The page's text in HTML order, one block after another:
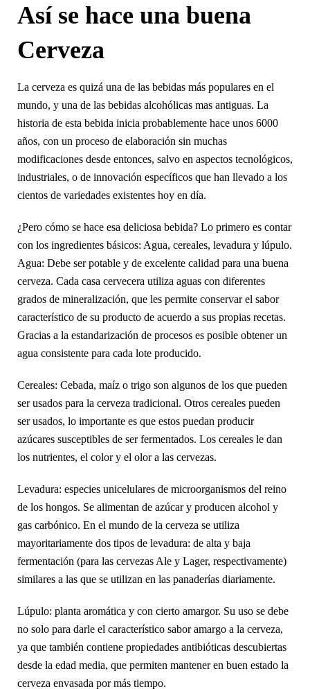
Así se hace una buena
Cerveza
La cerveza es quizá una de las bebidas más populares en el
mundo, y una de las bebidas alcohólicas mas antiguas. La
historia de esta bebida inicia probablemente hace unos 6000
años, con un proceso de elaboración sin muchas
modificaciones desde entonces, salvo en aspectos tecnológicos,
industriales, o de innovación específicos que han llevado a los
cientos de variedades existentes hoy en día.
¿Pero cómo se hace esa deliciosa bebida? Lo primero es contar
con los ingredientes básicos: Agua, cereales, levadura y lúpulo.
Agua: Debe ser potable y de excelente calidad para una buena
cerveza. Cada casa cervecera utiliza aguas con diferentes
grados de mineralización, que les permite conservar el sabor
característico de su producto de acuerdo a sus propias recetas.
Gracias a la estandarización de procesos es posible obtener un
agua consistente para cada lote producido.
Cereales: Cebada, maíz o trigo son algunos de los que pueden
ser usados para la cerveza tradicional. Otros cereales pueden
ser usados, lo importante es que estos puedan producir
azúcares susceptibles de ser fermentados. Los cereales le dan
los nutrientes, el color y el olor a las cervezas.
Levadura: especies unicelulares de microorganismos del reino
de los hongos. Se alimentan de azúcar y producen alcohol y
gas carbónico. En el mundo de la cerveza se utiliza
mayoritariamente dos tipos de levadura: de alta y baja
fermentación (para las cervezas Ale y Lager, respectivamente)
similares a las que se utilizan en las panaderías diariamente.
Lúpulo: planta aromática y con cierto amargor. Su uso se debe
no solo para darle el característico sabor amargo a la cerveza,
ya que también contiene propiedades antibióticas descubiertas
desde la edad media, que permiten mantener en buen estado la
cerveza envasada por más tiempo.